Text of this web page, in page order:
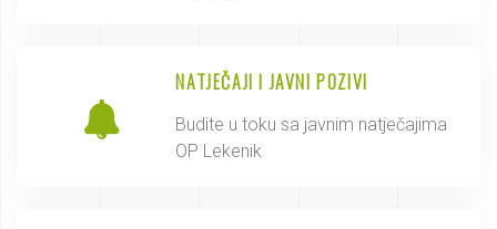
NATJEČAJI I JAVNI POZIVI
Budite u toku sa javnim natječajima
OP Lekenik